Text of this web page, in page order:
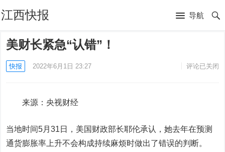
江西快报 导航
美财长紧急“认错”！
快报 2022年6月1日 23:27 评论已关闭
来源：央视财经
当地时间5月31日， 美国财政部长耶伦承认，她去年在预测
通货膨胀率上升不会构成持续麻烦时做出了错误的判断。